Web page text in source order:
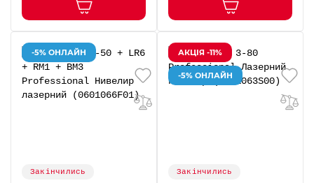
-5% ОНЛАЙН
Закінчились
АКЦІЯ -11%
-5% ОНЛАЙН
Закінчились